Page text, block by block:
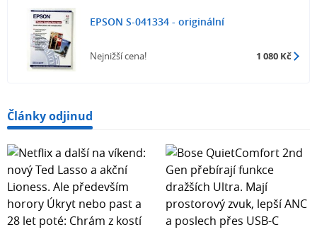
EPSON S-041334 - originální
Nejnižší cena! 1 080 Kč
Články odjinud